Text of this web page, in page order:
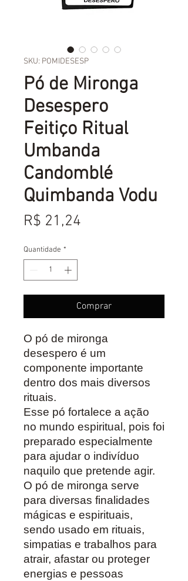
SKU: POMIDESESP
Pó de Mironga
Desespero
Feitiço Ritual
Umbanda
Candomblé
Quimbanda Vodu
R$ 21,24
Quantidade *
Comprar
O pó de mironga
desespero é um
componente importante
dentro dos mais diversos
rituais.
Esse pó fortalece a ação
no mundo espiritual, pois foi
preparado especialmente
para ajudar o indivíduo
naquilo que pretende agir.
O pó de mironga serve
para diversas finalidades
mágicas e espirituais,
sendo usado em rituais,
simpatias e trabalhos para
atrair, afastar ou proteger
energias e pessoas